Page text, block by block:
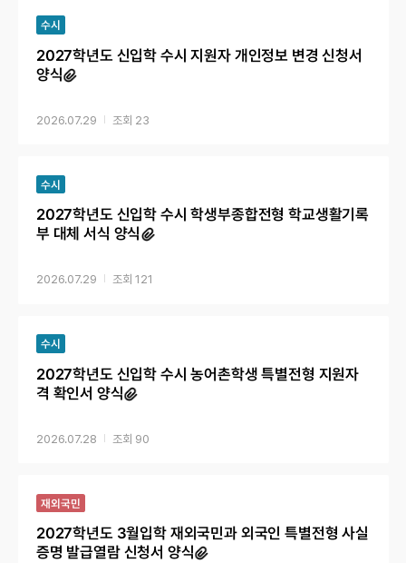
수시
2027학년도 신입학 수시 지원자 개인정보 변경 신청서
양식
2026.07.29 23
수시
2027학년도 신입학 수시 학생부종합전형 학교생활기록
부 대체 서식 양식
2026.07.29 121
수시
2027학년도 신입학 수시 농어촌학생 특별전형 지원자
격 확인서 양식
2026.07.28 90
재외국민
2027학년도 3월입학 재외국민과 외국인 특별전형 사실
증명 발급열람 신청서 양식